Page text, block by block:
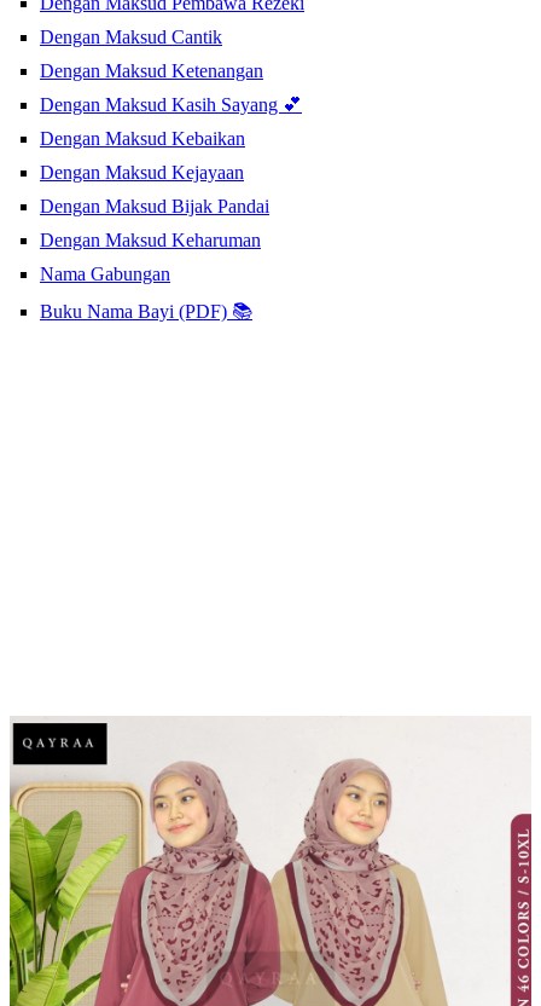
Dengan Maksud Cantik
Dengan Maksud Ketenangan
Dengan Maksud Kasih Sayang 💕
Dengan Maksud Kebaikan
Dengan Maksud Kejayaan
Dengan Maksud Bijak Pandai
Dengan Maksud Keharuman
Nama Gabungan
Buku Nama Bayi (PDF) 📚